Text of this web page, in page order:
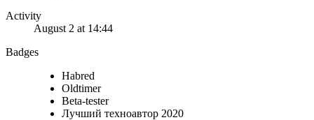
Activity
August 2 at 14:44
Badges
Habred
Oldtimer
Beta-tester
Лучший техноавтор 2020